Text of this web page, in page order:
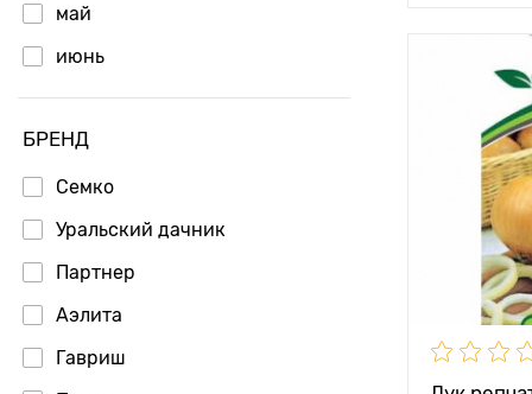
май
июнь
БРЕНД
Семко
Уральский дачник
Партнер
Аэлита
Гавриш
Растояние
растениями
Период
Урожайность
Вес плода